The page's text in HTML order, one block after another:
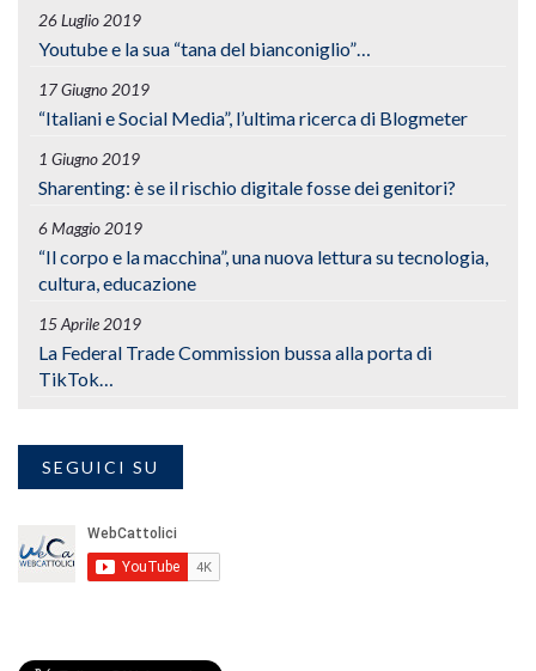
26 Luglio 2019
Youtube e la sua “tana del bianconiglio”…
17 Giugno 2019
“Italiani e Social Media”, l’ultima ricerca di Blogmeter
1 Giugno 2019
Sharenting: è se il rischio digitale fosse dei genitori?
6 Maggio 2019
“Il corpo e la macchina”, una nuova lettura su tecnologia,
cultura, educazione
15 Aprile 2019
La Federal Trade Commission bussa alla porta di
TikTok…
SEGUICI SU